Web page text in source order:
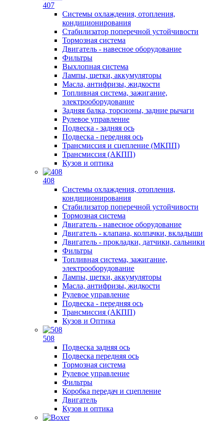
407
Системы охлаждения, отопления,
кондиционирования
Стабилизатор поперечной устойчивости
Тормозная система
Двигатель - навесное оборудование
Фильтры
Выхлопная система
Лампы, щетки, аккумуляторы
Масла, антифризы, жидкости
Топливная система, зажигание,
электрооборудование
Задняя балка, торсионы, задние рычаги
Рулевое управление
Подвеска - задняя ось
Подвеска - передняя ось
Трансмиссия и сцепление (МКПП)
Трансмиссия (АКПП)
Кузов и оптика
408
Системы охлаждения, отопления,
кондиционирования
Стабилизатор поперечной устойчивости
Тормозная система
Двигатель - навесное оборудование
Двигатель - клапана, колпачки, вкладыши
Двигатель - прокладки, датчики, сальники
Фильтры
Топливная система, зажигание,
электрооборудование
Лампы, щетки, аккумуляторы
Масла, антифризы, жидкости
Рулевое управление
Подвеска - передняя ось
Трансмиссия (АКПП)
Кузов и Оптика
508
Подвеска задняя ось
Подвеска передняя ось
Тормозная система
Рулевое управление
Фильтры
Коробка передач и сцепление
Двигатель
Кузов и оптика